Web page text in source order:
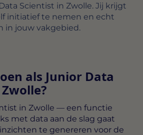
Scientist in Zwolle. Jij krijgt
initiatief te nemen en echt
in jouw vakgebied.
als Junior Data
in Zwolle — een functie
met data aan de slag gaat
te genereren voor de